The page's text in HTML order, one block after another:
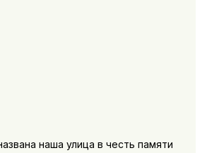
наша улица в честь памяти